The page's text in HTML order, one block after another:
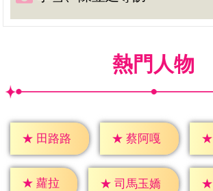
熱門人物
★ 田路路 ★ 蔡阿嘎 ★
★ 蘿拉 ★ 司馬玉嬌 ★